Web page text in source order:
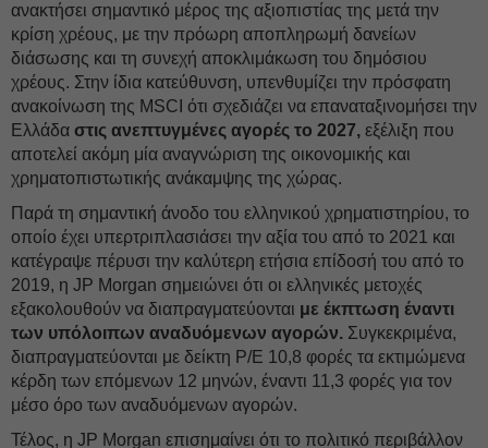
ανακτήσει σημαντικό μέρος της αξιοπιστίας της μετά την
κρίση χρέους, με την πρόωρη αποπληρωμή δανείων
διάσωσης και τη συνεχή αποκλιμάκωση του δημόσιου
χρέους. Στην ίδια κατεύθυνση, υπενθυμίζει την πρόσφατη
ανακοίνωση της MSCI ότι σχεδιάζει να επαναταξινομήσει την
Ελλάδα στις ανεπτυγμένες αγορές το 2027, εξέλιξη που
αποτελεί ακόμη μία αναγνώριση της οικονομικής και
χρηματοπιστωτικής ανάκαμψης της χώρας.
Παρά τη σημαντική άνοδο του ελληνικού χρηματιστηρίου, το
οποίο έχει υπερτριπλασιάσει την αξία του από το 2021 και
κατέγραψε πέρυσι την καλύτερη ετήσια επίδοσή του από το
2019, η JP Morgan σημειώνει ότι οι ελληνικές μετοχές
εξακολουθούν να διαπραγματεύονται με έκπτωση έναντι
των υπόλοιπων αναδυόμενων αγορών. Συγκεκριμένα,
διαπραγματεύονται με δείκτη P/E 10,8 φορές τα εκτιμώμενα
κέρδη των επόμενων 12 μηνών, έναντι 11,3 φορές για τον
μέσο όρο των αναδυόμενων αγορών.
Τέλος, η JP Morgan επισημαίνει ότι το πολιτικό περιβάλλον